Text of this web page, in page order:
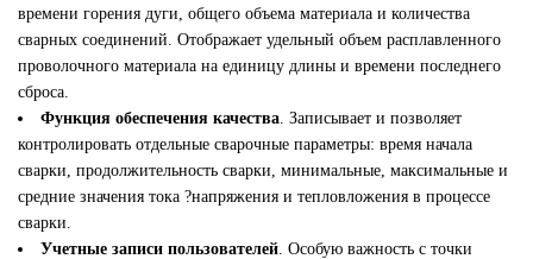
времени горения дуги, общего объема материала и количества
сварных соединений. Отображает удельный объем расплавленного
проволочного материала на единицу длины и времени последнего
сброса.
Функция обеспечения качества . Записывает и позволяет
контролировать отдельные сварочные параметры: время начала
сварки, продолжительность сварки, минимальные, максимальные и
средние значения тока ?напряжения и тепловложения в процессе
сварки.
Учетные записи пользователей . Особую важность с точки